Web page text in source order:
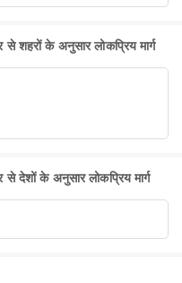
शहरों के अनुसार लोकप्रिय मार्ग
देशों के अनुसार लोकप्रिय मार्ग